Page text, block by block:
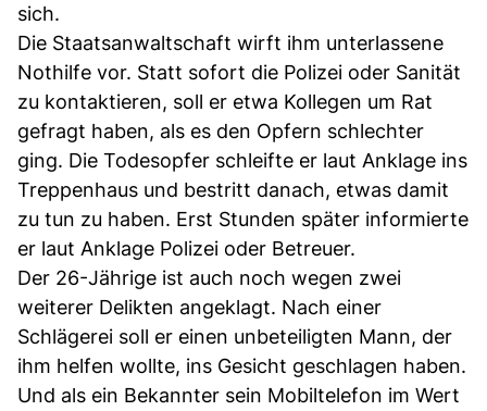
sich.
Die Staatsanwaltschaft wirft ihm unterlassene
Nothilfe vor. Statt sofort die Polizei oder Sanität
zu kontaktieren, soll er etwa Kollegen um Rat
gefragt haben, als es den Opfern schlechter
ging. Die Todesopfer schleifte er laut Anklage ins
Treppenhaus und bestritt danach, etwas damit
zu tun zu haben. Erst Stunden später informierte
er laut Anklage Polizei oder Betreuer.
Der 26-Jährige ist auch noch wegen zwei
weiterer Delikten angeklagt. Nach einer
Schlägerei soll er einen unbeteiligten Mann, der
ihm helfen wollte, ins Gesicht geschlagen haben.
Und als ein Bekannter sein Mobiltelefon im Wert